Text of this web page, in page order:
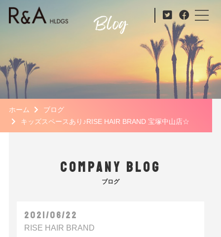
ホーム
ブログ
キッズスペースあり♪RISE HAIR BRAND 宝塚中山店☆
COMPANY BLOG
ブログ
2021/06/22
RISE HAIR BRAND